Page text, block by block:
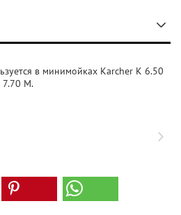
в минимойках Karcher K 6.50
7.70 M.